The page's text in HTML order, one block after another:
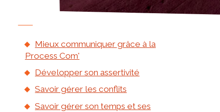
Mieux communiquer grâce à la
Process Com'
Développer son assertivité
Savoir gérer les conflits
Savoir gérer son temps et ses